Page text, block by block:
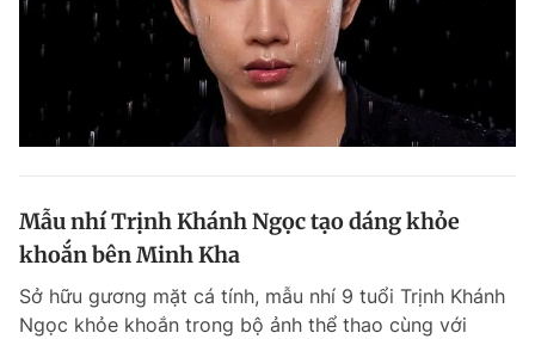
Mẫu nhí Trịnh Khánh Ngọc tạo dáng khỏe
khoắn bên Minh Kha
Sở hữu gương mặt cá tính, mẫu nhí 9 tuổi Trịnh Khánh
Ngọc khỏe khoắn trong bộ ảnh thể thao cùng với